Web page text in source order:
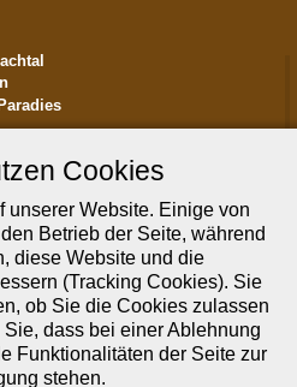
Cookies
unserer Website. Einige von
Betrieb der Seite, während
diese Website und die
(Tracking Cookies). Sie
ob Sie die Cookies zulassen
dass bei einer Ablehnung
Funktionalitäten der Seite zur
stehen.